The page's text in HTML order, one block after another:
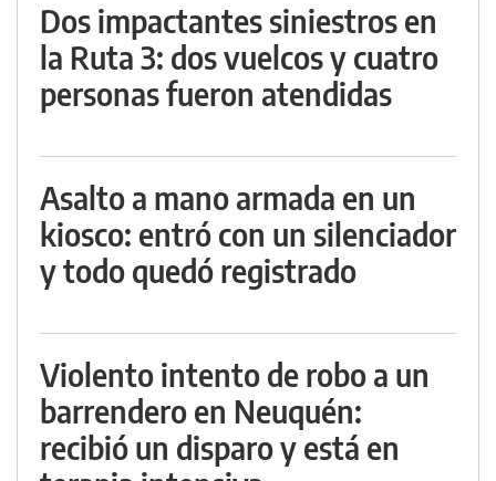
Dos impactantes siniestros en
la Ruta 3: dos vuelcos y cuatro
personas fueron atendidas
Asalto a mano armada en un
kiosco: entró con un silenciador
y todo quedó registrado
Violento intento de robo a un
barrendero en Neuquén:
recibió un disparo y está en